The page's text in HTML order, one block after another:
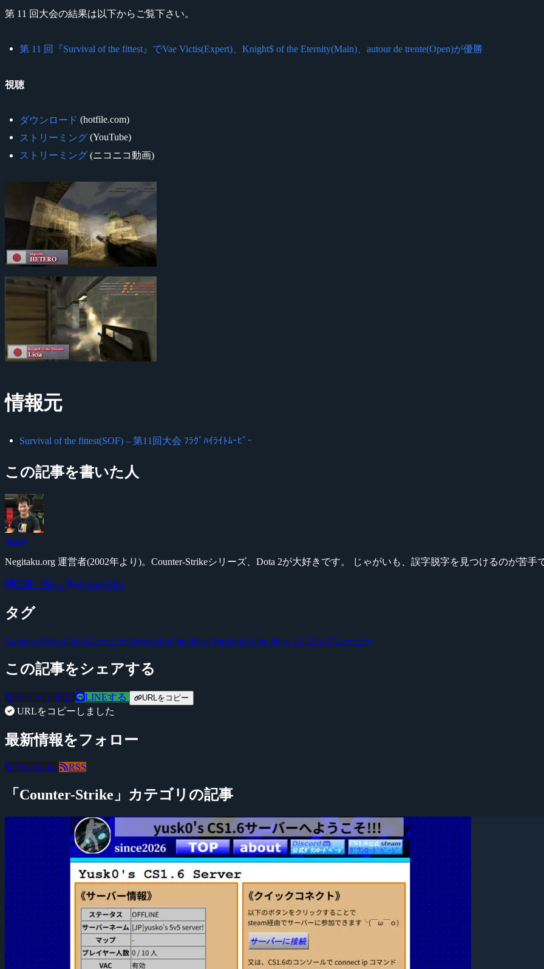
第 11 回大会の結果は以下からご覧下さい。
第 11 回『Survival of the fittest』でVae Victis(Expert)、Knight$ of the Eternity(Main)、autour de trente(Open)が優勝
視聴
ダウンロード (hotfile.com)
ストリーミング (YouTube)
ストリーミング (ニコニコ動画)
情報元
Survival of the fittest(SOF) – 第11回大会 ﾌﾗｸﾞﾊｲﾗｲﾄﾑｰﾋﾞｰ
この記事を書いた人
Yossy
Negitaku.org 運営者(2002年より)。Counter-Strikeシリーズ、Dota 2が大好きです。 じゃがいも、誤字脱字を見つけるのが苦
記事一覧へ @YossyFPS
タグ
Counter-Strike CS1.6ムービー Survival of the fittest Survival of the fittest 11 フラグムービー
この記事をシェアする
ツイートする LINEする URLをコピー
URLをコピーしました
最新情報をフォロー
@negitaku RSS
「Counter-Strike」カテゴリの記事